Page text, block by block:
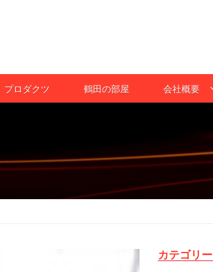
プロダクツ 鶴田の部屋 会社概要
カテゴリー